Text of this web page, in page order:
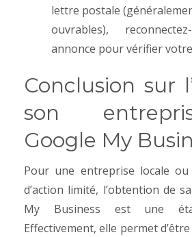
lettre postale
ouvrables),
annonce pour vérifier
Conclusion sur
son
Google My
Pour une entreprise locale
d’action limité, l’obtention de
My Business est une
Effectivement, elle permet